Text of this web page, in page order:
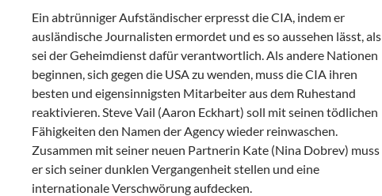
Ein abtrünniger Aufständischer erpresst die CIA, indem er
ausländische Journalisten ermordet und es so aussehen lässt, als
sei der Geheimdienst dafür verantwortlich. Als andere Nationen
beginnen, sich gegen die USA zu wenden, muss die CIA ihren
besten und eigensinnigsten Mitarbeiter aus dem Ruhestand
reaktivieren. Steve Vail (Aaron Eckhart) soll mit seinen tödlichen
Fähigkeiten den Namen der Agency wieder reinwaschen.
Zusammen mit seiner neuen Partnerin Kate (Nina Dobrev) muss
er sich seiner dunklen Vergangenheit stellen und eine
internationale Verschwörung aufdecken.